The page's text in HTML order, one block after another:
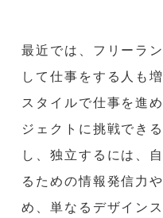
最近では、フリーラ
して仕事をする人も
スタイルで仕事を進
ジェクトに挑戦でき
し、独立するには、
るための情報発信力
め、単なるデザイン